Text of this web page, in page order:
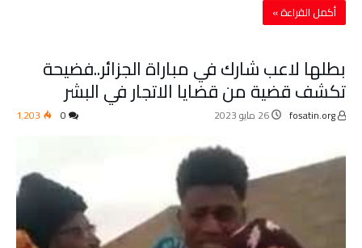
‫أكمل القراءة »‬
بطلها لاعب شارك في مباراة الجزائر..فضيحة
تكشف قضية من قضايا الاتجار في البشر
26 مايو 2023 1٬203